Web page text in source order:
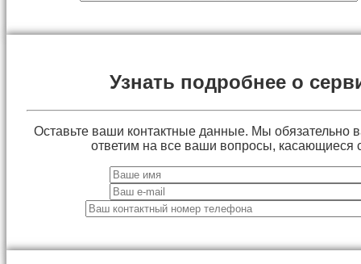
Узнать подробнее о
Оставьте ваши контактные данные. Мы обязательно
ответим на все ваши вопросы, касающиеся